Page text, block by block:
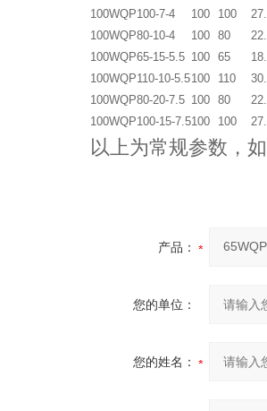
100WQP100-7-4
100 100
100WQP80-10-4
100 80
100WQP65-15-5.5 100 65
100WQP110-10-5.5100 110
100WQP80-20-7.5 100 80
100WQP100-15-7.5100 100
以上为常规参数，
产品：
您的单位：
您的姓名：